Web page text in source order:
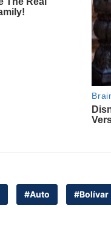
#Auto #Bolívar